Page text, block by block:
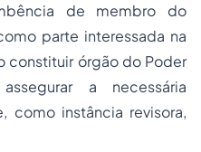
de membro do
parte interessada na
constituir órgão do Poder
a necessária
como instância revisora,